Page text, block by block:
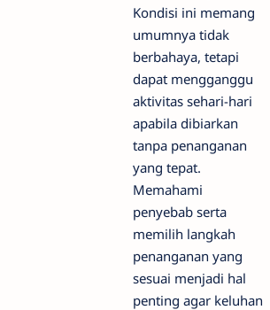
Kondisi ini memang
umumnya tidak
berbahaya, tetapi
dapat mengganggu
aktivitas sehari-hari
apabila dibiarkan
tanpa penanganan
yang tepat.
Memahami
penyebab serta
memilih langkah
penanganan yang
sesuai menjadi hal
penting agar keluhan